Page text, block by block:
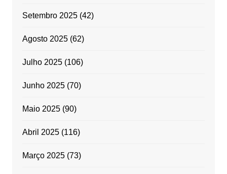
Setembro 2025(42)
Agosto 2025(62)
Julho 2025(106)
Junho 2025(70)
Maio 2025(90)
Abril 2025(116)
Março 2025(73)